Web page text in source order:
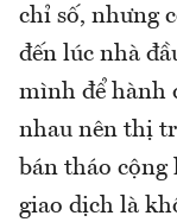
chỉ số, nhưng
đến lúc nhà
mình để hành
nhau nên thị
bán tháo cộng
giao dịch là